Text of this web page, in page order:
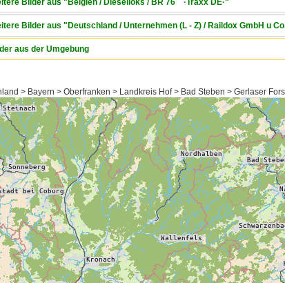
Bilder aus "Deutschland / Unternehmen (L - Z) / Raildox GmbH u
aus der Umgebung
> Bayern > Oberfranken > Landkreis Hof > Bad Steben > Gerlaser